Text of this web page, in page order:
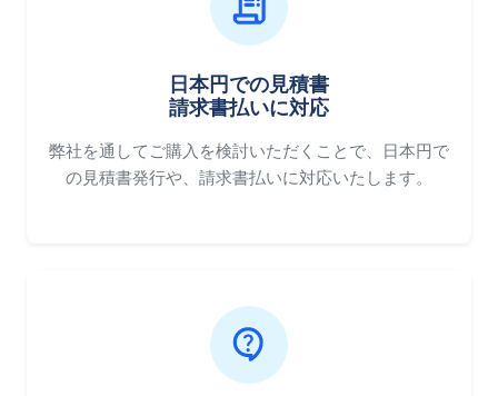
日本円での見積書
請求書払いに対応
弊社を通してご購入を検討いただくことで、日本円で
の見積書発行や、請求書払いに対応いたします。